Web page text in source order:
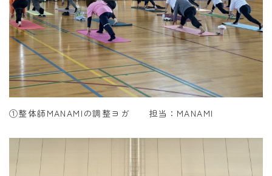
①整体師MANAMIの調整ヨガ 担当：MANAMI